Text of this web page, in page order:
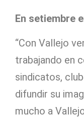
En setiembre
“Con Vallejo
trabajando en
sindicatos,
difundir su
mucho a